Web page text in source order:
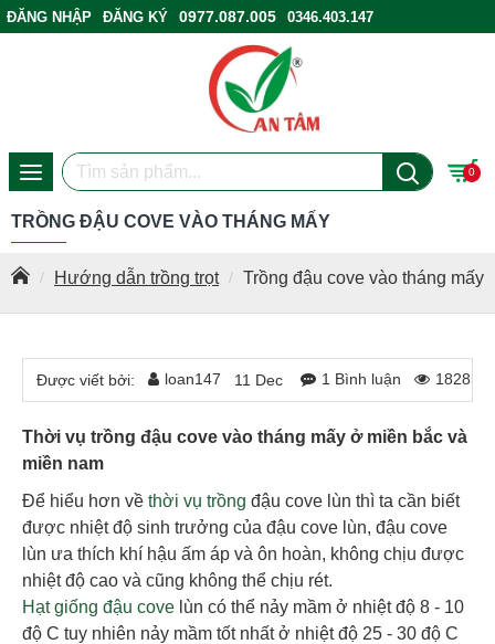
ĐĂNG NHẬP ĐĂNG KÝ 0977.087.005
0346.403.147
0
Hướng dẫn trồng trọt Trồng đậu cove vào tháng mấy
TRỒNG ĐẬU COVE VÀO THÁNG MẤY
Được viết bởi: loan147 11 Dec 1 Bình luận 18285
Thời vụ trồng đậu cove vào tháng mấy ở miền bắc và
miền nam
Để hiểu hơn về thời vụ trồng đậu cove lùn thì ta cần biết
được nhiệt độ sinh trưởng của đậu cove lùn, đậu cove
lùn ưa thích khí hậu ấm áp và ôn hoàn, không chịu được
nhiệt độ cao và cũng không thể chịu rét.
Hạt giống đậu cove lùn có thể nảy mầm ở nhiệt độ 8 - 10
độ C tuy nhiên nảy mầm tốt nhất ở nhiệt độ 25 - 30 độ C